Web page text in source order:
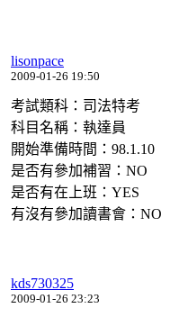
lisonpace
2009-01-26 19:50
考試類科：司法特考
科目名稱：執達員
開始準備時間：98.1.10
是否有參加補習：NO
是否有在上班：YES
有沒有參加讀書會：NO
kds730325
2009-01-26 23:23